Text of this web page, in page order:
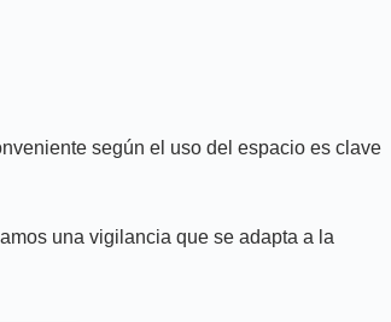
según el uso del espacio es clave
una vigilancia que se adapta a la